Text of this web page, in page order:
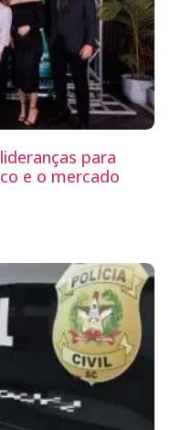
para
e o mercado